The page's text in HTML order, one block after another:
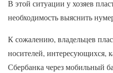
В этой ситуации у хозяев
необходимость выяснить
К сожалению, владельцев
носителей, интересующихся,
Сбербанка через мобильный